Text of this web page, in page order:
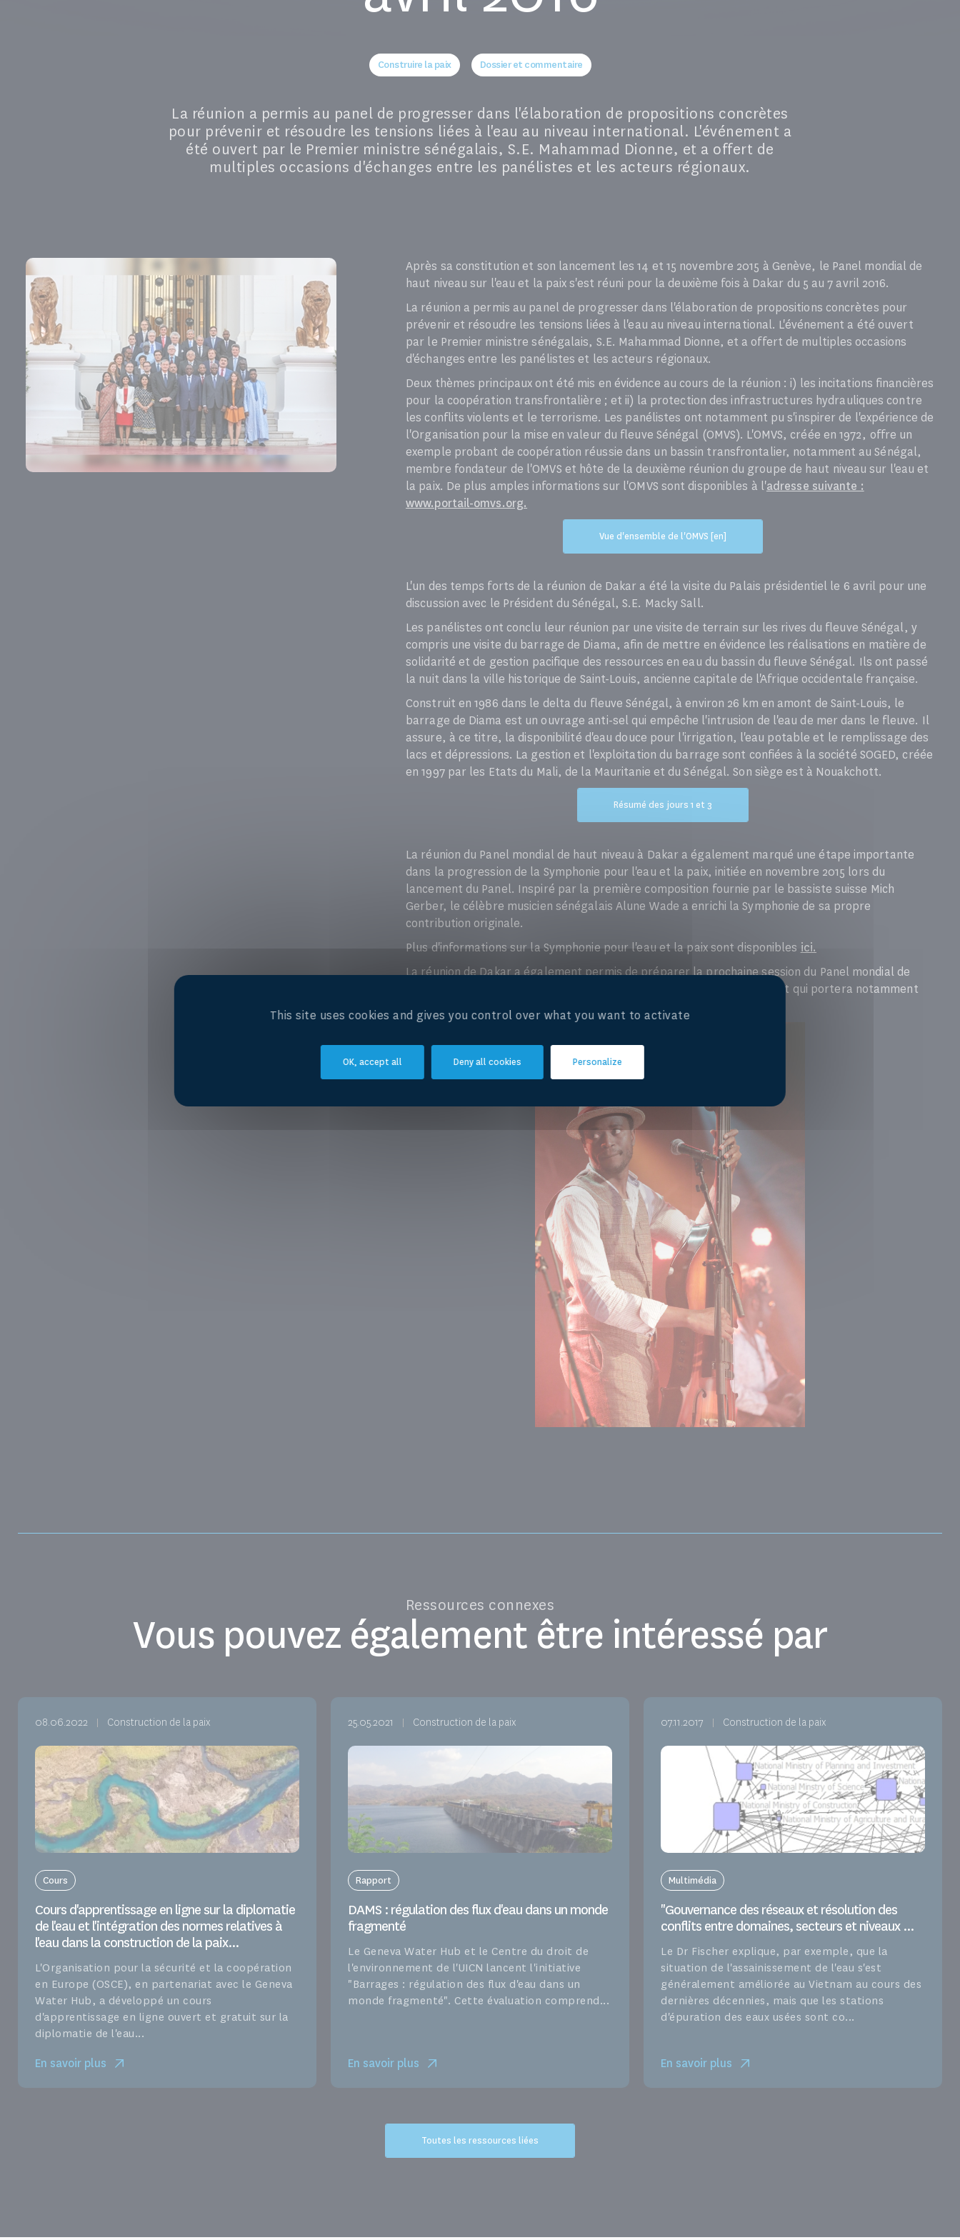
Construire la paix Dossier et commentaire
La réunion a permis au panel de progresser dans l'élaboration de propositions concrètes
pour prévenir et résoudre les tensions liées à l'eau au niveau international. L'événement a
été ouvert par le Premier ministre sénégalais, S.E. Mahammad Dionne, et a offert de
multiples occasions d'échanges entre les panélistes et les acteurs régionaux.
Après sa constitution et son lancement les 14 et 15 novembre 2015 à Genève, le Panel mondial de
haut niveau sur l'eau et la paix s'est réuni pour la deuxième fois à Dakar du 5 au 7 avril 2016.
La réunion a permis au panel de progresser dans l'élaboration de propositions concrètes pour
prévenir et résoudre les tensions liées à l'eau au niveau international. L'événement a été ouvert
par le Premier ministre sénégalais, S.E. Mahammad Dionne, et a offert de multiples occasions
d'échanges entre les panélistes et les acteurs régionaux.
Deux thèmes principaux ont été mis en évidence au cours de la réunion : i) les incitations financières
pour la coopération transfrontalière ; et ii) la protection des infrastructures hydrauliques contre
les conflits violents et le terrorisme. Les panélistes ont notamment pu s'inspirer de l'expérience de
l'Organisation pour la mise en valeur du fleuve Sénégal (OMVS). L'OMVS, créée en 1972, offre un
exemple probant de coopération réussie dans un bassin transfrontalier, notamment au Sénégal,
membre fondateur de l'OMVS et hôte de la deuxième réunion du groupe de haut niveau sur l'eau et
la paix. De plus amples informations sur l'OMVS sont disponibles à l'adresse suivante :
www.portail-omvs.org.
Vue d'ensemble de l'OMVS [en]
L'un des temps forts de la réunion de Dakar a été la visite du Palais présidentiel le 6 avril pour une
discussion avec le Président du Sénégal, S.E. Macky Sall.
Les panélistes ont conclu leur réunion par une visite de terrain sur les rives du fleuve Sénégal, y
compris une visite du barrage de Diama, afin de mettre en évidence les réalisations en matière de
solidarité et de gestion pacifique des ressources en eau du bassin du fleuve Sénégal. Ils ont passé
la nuit dans la ville historique de Saint-Louis, ancienne capitale de l'Afrique occidentale française.
Construit en 1986 dans le delta du fleuve Sénégal, à environ 26 km en amont de Saint-Louis, le
barrage de Diama est un ouvrage anti-sel qui empêche l'intrusion de l'eau de mer dans le fleuve. Il
assure, à ce titre, la disponibilité d'eau douce pour l'irrigation, l'eau potable et le remplissage des
lacs et dépressions. La gestion et l'exploitation du barrage sont confiées à la société SOGED, créée
en 1997 par les Etats du Mali, de la Mauritanie et du Sénégal. Son siège est à Nouakchott.
Résumé des jours 1 et 3
La réunion du Panel mondial de haut niveau à Dakar a également marqué une étape importante
dans la progression de la Symphonie pour l'eau et la paix, initiée en novembre 2015 lors du
lancement du Panel. Inspiré par la première composition fournie par le bassiste suisse Mich
Gerber, le célèbre musicien sénégalais Alune Wade a enrichi la Symphonie de sa propre
contribution originale.
Plus d'informations sur la Symphonie pour l'eau et la paix sont disponibles ici.
La réunion de Dakar a également permis de préparer la prochaine session du Panel mondial de
haut niveau, qui se tiendra en Amérique latine à la fin de l'année 2016, et qui portera notamment
Ressources connexes
Vous pouvez également être intéressé par
08.06.2022 Construction de la paix
Cours
Cours d'apprentissage en ligne sur la diplomatie
de l'eau et l'intégration des normes relatives à
l'eau dans la construction de la paix...
L'Organisation pour la sécurité et la coopération
en Europe (OSCE), en partenariat avec le Geneva
Water Hub, a développé un cours
d'apprentissage en ligne ouvert et gratuit sur la
diplomatie de l'eau...
En savoir plus
25.05.2021 Construction de la paix
Rapport
DAMS : régulation des flux d'eau dans un monde
fragmenté
Le Geneva Water Hub et le Centre du droit de
l'environnement de l'UICN lancent l'initiative
"Barrages : régulation des flux d'eau dans un
monde fragmenté". Cette évaluation comprend...
En savoir plus
07.11.2017 Construction de la paix
Multimédia
"Gouvernance des réseaux et résolution des
conflits entre domaines, secteurs et niveaux ...
Le Dr Fischer explique, par exemple, que la
situation de l'assainissement de l'eau s'est
généralement améliorée au Vietnam au cours des
dernières décennies, mais que les stations
d'épuration des eaux usées sont co...
En savoir plus
Toutes les ressources liées
This site uses cookies and gives you control over what you want to activate
OK, accept all Deny all cookies Personalize